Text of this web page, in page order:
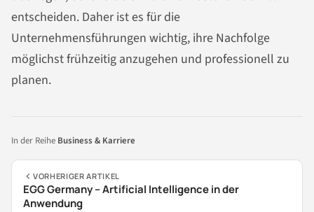
entscheiden. Daher ist es für die
Unternehmensführungen wichtig, ihre Nachfolge
möglichst frühzeitig anzugehen und professionell zu
planen.
In der Reihe Business & Karriere
VORHERIGER ARTIKEL
EGG Germany – Artificial Intelligence in der
Anwendung